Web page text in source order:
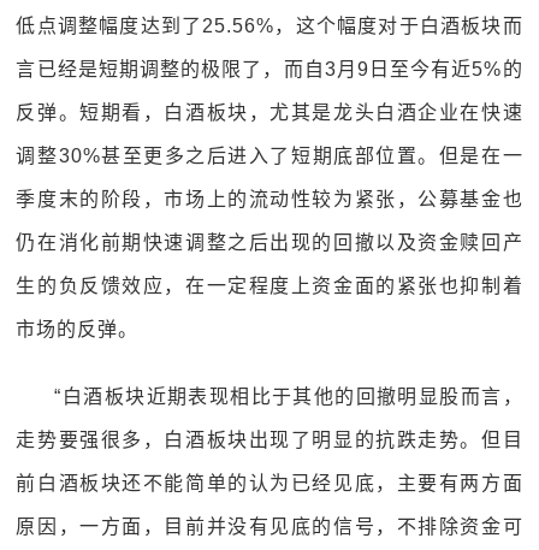
低点调整幅度达到了25.56%，这个幅度对于白酒板块而
言已经是短期调整的极限了，而自3月9日至今有近5%的
反弹。短期看，白酒板块，尤其是龙头白酒企业在快速
调整30%甚至更多之后进入了短期底部位置。但是在一
季度末的阶段，市场上的流动性较为紧张，公募基金也
仍在消化前期快速调整之后出现的回撤以及资金赎回产
生的负反馈效应，在一定程度上资金面的紧张也抑制着
市场的反弹。
“白酒板块近期表现相比于其他的回撤明显股而言，
走势要强很多，白酒板块出现了明显的抗跌走势。但目
前白酒板块还不能简单的认为已经见底，主要有两方面
原因，一方面，目前并没有见底的信号，不排除资金可